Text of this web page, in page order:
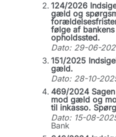
124/2026
gæld og
følge af
opholdssted.
Dato: 29-06-
151/2025
gæld.
Dato: 28-10-
469/2024
mod gæld og
til inkasso.
Dato: 15-08-
Bank